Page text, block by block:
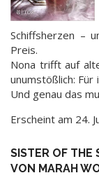
Schiffsherzen –
Preis.
Nona trifft auf
unumstößlich:
Und genau das
Erscheint am 24.
SISTER OF THE
VON MARAH